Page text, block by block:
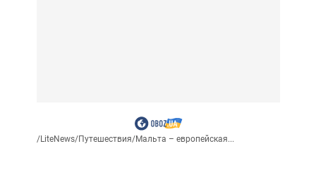
/LiteNews/Путешествия/Мальта – европейская...